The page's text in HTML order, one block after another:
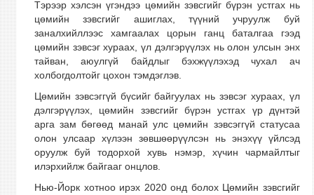
Тэрээр хэлсэн үгэндээ цөмийн зэвсгийг бүрэн устгах нь
цөмийн зэвсгийг ашиглах, түүний учруулж буй
заналхийллээс хамгаалах цорын ганц баталгаа гээд
цөмийн зэвсэг хураах, үл дэлгэрүүлэх нь олон улсын энх
тайван, аюулгүй байдлыг бэхжүүлэхэд чухал ач
холбогдолтойг цохон тэмдэглэв.
Цөмийн зэвсэггүй бүсийг байгуулах нь зэвсэг хураах, үл
дэлгэрүүлэх, цөмийн зэвсгийг бүрэн устгах үр дүнтэй
арга зам бөгөөд манай улс цөмийн зэвсэггүй статусаа
олон улсаар хүлээн зөвшөөрүүлсэн нь энэхүү үйлсэд
оруулж буй тодорхой хувь нэмэр, хүчин чармайлтыг
илэрхийлж байгааг онцлов.
Нью-Йорк хотноо ирэх 2020 онд болох Цөмийн зэвсгийг